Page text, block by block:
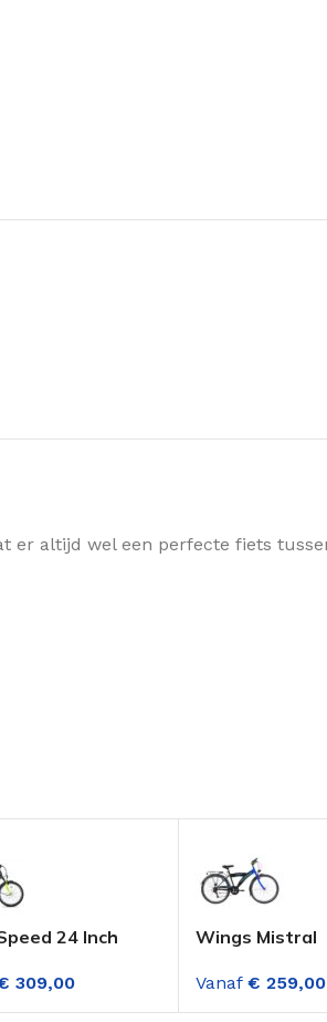
altijd wel een perfecte fiets
24 Inch
Lime
309,00
Wings Mistral
Versnellingen
Blauw
Vanaf € 259,00